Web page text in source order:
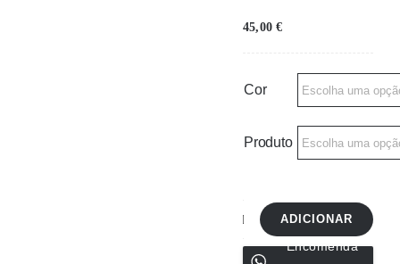
45,00€
Cor
Produto
Quantidade
de
ADICIONAR
Encomenda